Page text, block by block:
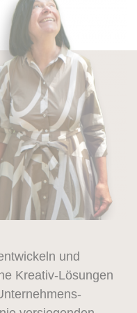
und
Kreativ-Lösungen